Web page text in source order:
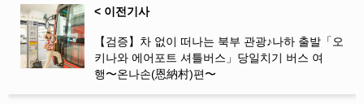
< 이전기사
【검증】차 없이 떠나는 북부 관광♪나하 출발「오
키나와 에어포트 셔틀버스」당일치기 버스 여
행〜온나손(恩納村)편〜